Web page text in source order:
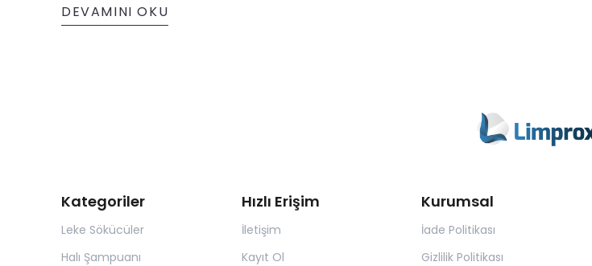
DEVAMINI OKU
Kategoriler
Leke Sökücüler
Halı Şampuanı
Hızlı Erişim
İletişim
Kayıt Ol
Kurumsal
İade Politikası
Gizlilik Politikası